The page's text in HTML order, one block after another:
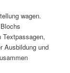
wagen.
Textpassagen,
Ausbildung und